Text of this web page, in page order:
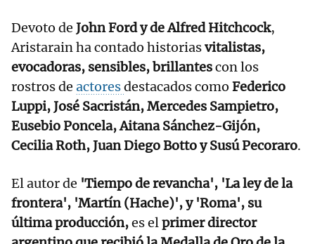
Devoto de John Ford y de Alfred Hitchcock,
Aristarain ha contado historiasvitalistas,
evocadoras, sensibles, brillantescon los
rostros de actoresdestacados como Federico
Luppi, José Sacristán, Mercedes Sampietro,
Eusebio Poncela, Aitana Sánchez-Gijón,
Cecilia Roth, Juan Diego Botto y Susú Pecoraro.
El autor de 'Tiempo de revancha', 'La ley de la
frontera', 'Martín (Hache)', y 'Roma', su
última producción,es elprimer director